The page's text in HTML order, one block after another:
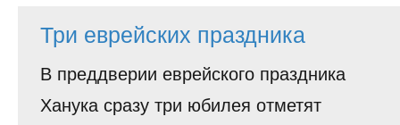
Три еврейских праздника
В преддверии еврейского праздника
Ханука сразу три юбилея отметят